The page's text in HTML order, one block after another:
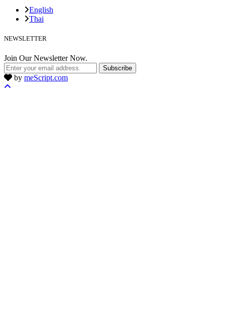
English
Thai
NEWSLETTER
Join Our Newsletter Now.
Subscribe
by meScript.com